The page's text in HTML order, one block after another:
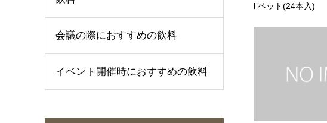
l ペット(24本入)
会議の際におすすめの飲料
イベント開催時におすすめの飲料